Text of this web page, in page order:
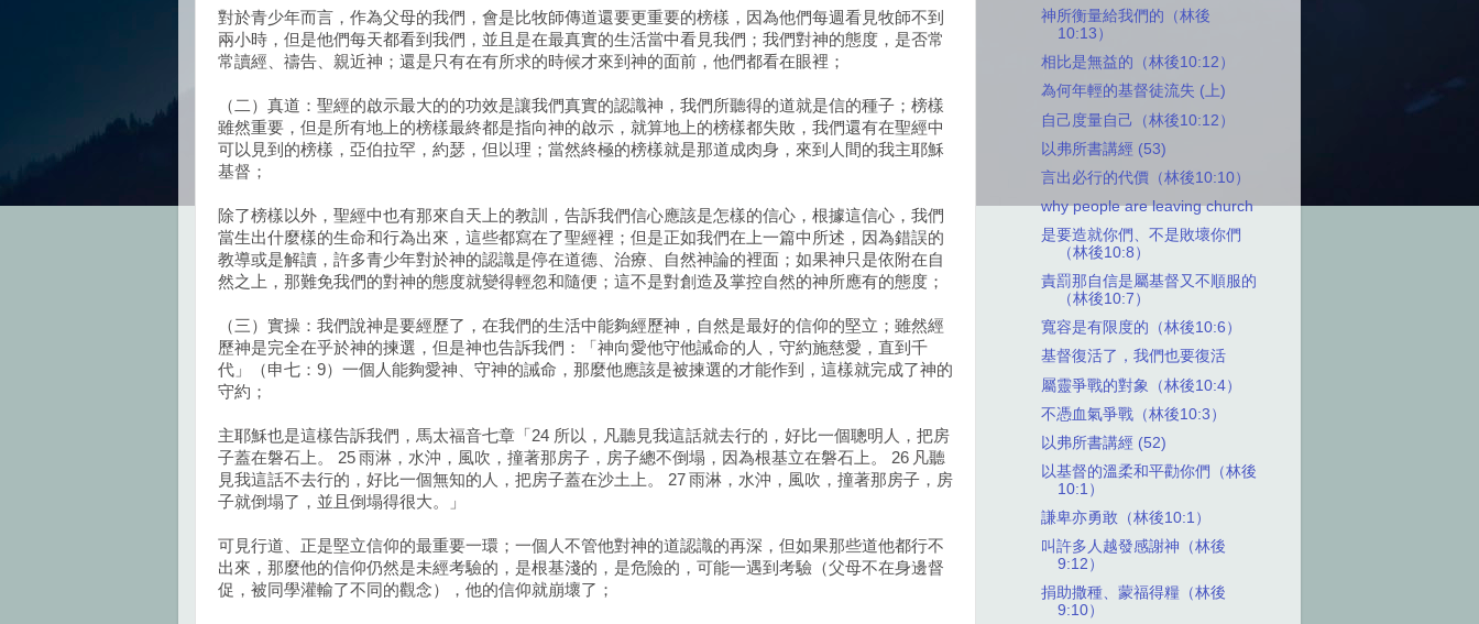
對於青少年而言，作為父母的我們，會是比牧師傳道還要更重要的榜樣，因為他們每週看見牧師不到
兩小時，但是他們每天都看到我們，並且是在最真實的生活當中看見我們；我們對神的態度，是否常
常讀經、禱告、親近神；還是只有在有所求的時候才來到神的面前，他們都看在眼裡；
（二）真道：聖經的啟示最大的的功效是讓我們真實的認識神，我們所聽得的道就是信的種子；榜樣
雖然重要，但是所有地上的榜樣最終都是指向神的啟示，就算地上的榜樣都失敗，我們還有在聖經中
可以見到的榜樣，亞伯拉罕，約瑟，但以理；當然終極的榜樣就是那道成肉身，來到人間的我主耶穌
基督；
除了榜樣以外，聖經中也有那來自天上的教訓，告訴我們信心應該是怎樣的信心，根據這信心，我們
當生出什麼樣的生命和行為出來，這些都寫在了聖經裡；但是正如我們在上一篇中所述，因為錯誤的
教導或是解讀，許多青少年對於神的認識是停在道德、治療、自然神論的裡面；如果神只是依附在自
然之上，那難免我們的對神的態度就變得輕忽和隨便；這不是對創造及掌控自然的神所應有的態度；
（三）實操：我們說神是要經歷了，在我們的生活中能夠經歷神，自然是最好的信仰的堅立；雖然經
歷神是完全在乎於神的揀選，但是神也告訴我們：「神向愛他守他誡命的人，守約施慈愛，直到千
代」（申七：9）一個人能夠愛神、守神的誡命，那麼他應該是被揀選的才能作到，這樣就完成了神的
守約；
主耶穌也是這樣告訴我們，馬太福音七章「24 所以，凡聽見我這話就去行的，好比一個聰明人，把房
子蓋在磐石上。 25 雨淋，水沖，風吹，撞著那房子，房子總不倒塌，因為根基立在磐石上。 26 凡聽
見我這話不去行的，好比一個無知的人，把房子蓋在沙土上。 27 雨淋，水沖，風吹，撞著那房子，房
子就倒塌了，並且倒塌得很大。」
可見行道、正是堅立信仰的最重要一環；一個人不管他對神的道認識的再深，但如果那些道他都行不
出來，那麼他的信仰仍然是未經考驗的，是根基淺的，是危險的，可能一遇到考驗（父母不在身邊督
促，被同學灌輸了不同的觀念），他的信仰就崩壞了；
神所衡量給我們的（林後
10:13）
相比是無益的（林後10:12）
為何年輕的基督徒流失 (上)
自己度量自己（林後10:12）
以弗所書講經 (53)
言出必行的代價（林後10:10）
why people are leaving church
是要造就你們、不是敗壞你們
（林後10:8）
責罰那自信是屬基督又不順服的
（林後10:7）
寬容是有限度的（林後10:6）
基督復活了，我們也要復活
屬靈爭戰的對象（林後10:4）
不憑血氣爭戰（林後10:3）
以弗所書講經 (52)
以基督的溫柔和平勸你們（林後
10:1）
謙卑亦勇敢（林後10:1）
叫許多人越發感謝神（林後
9:12）
捐助撒種、蒙福得糧（林後
9:10）